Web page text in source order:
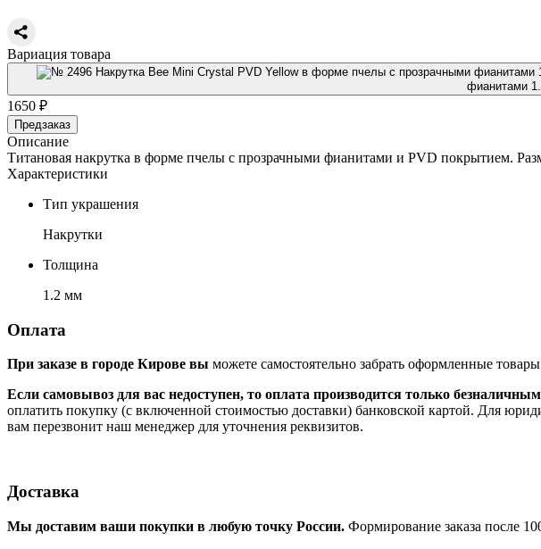
Вариация товара
фианитами
1650 ₽
Предзаказ
Описание
Титановая накрутка в форме пчелы с прозрачными фианитами и PVD покрытием.
Характеристики
Тип украшения
Накрутки
Толщина
1.2 мм
Оплата
При заказе в городе Кирове вы можете самостоятельно забрать оформленные
Если самовывоз для вас недоступен, то оплата производится только
оплатить покупку (с включенной стоимостью доставки) банковской картой. Для
вам перезвонит наш менеджер для уточнения реквизитов.
Доставка
Мы доставим ваши покупки в любую точку России. Формирование заказа после